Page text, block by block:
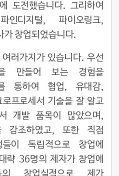
도전했습니다. 그리하여
디지털, 파이오링크,
가 창업되었습니다.
러가지가 있습니다. 우선
만들어 보는 경험을
통하여 협업, 유대감,
프로세서 기술을 잘 알고
개발 품목이 많았으며,
강조하였고, 또한 직접
이 독립적으로 창업에
략 36명의 제자가 창업에